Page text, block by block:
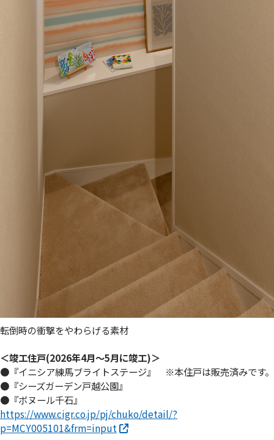
転倒時の衝撃をやわらげる素材
＜竣工住戸(2026年4月～5月に竣工)＞
●『イニシア練馬ブライトステージ』 ※本住戸は販売済みです。
●『シーズガーデン戸越公園』
●『ボヌール千石』
https://www.cigr.co.jp/pj/chuko/detail/?
p=MCY005101&frm=input